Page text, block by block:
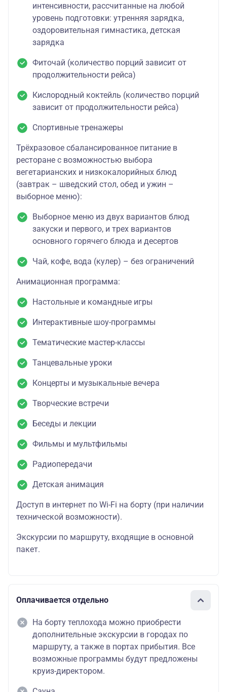
интенсивности, рассчитанные на любой
уровень подготовки: утренняя зарядка,
оздоровительная гимнастика, детская
зарядка
Фиточай (количество порций зависит от
продолжительности рейса)
Кислородный коктейль (количество порций
зависит от продолжительности рейса)
Спортивные тренажеры
Трёхразовое сбалансированное питание в
ресторане с возможностью выбора
вегетарианских и низкокалорийных блюд
(завтрак – шведский стол, обед и ужин –
выборное меню):
Выборное меню из двух вариантов блюд
закуски и первого, и трех вариантов
основного горячего блюда и десертов
Чай, кофе, вода (кулер) – без ограничений
Анимационная программа:
Настольные и командные игры
Интерактивные шоу-программы
Тематические мастер-классы
Танцевальные уроки
Концерты и музыкальные вечера
Творческие встречи
Беседы и лекции
Фильмы и мультфильмы
Радиопередачи
Детская анимация
Доступ в интернет по Wi-Fi на борту (при наличии
технической возможности).
Экскурсии по маршруту, входящие в основной
пакет.
Оплачивается отдельно
На борту теплохода можно приобрести
дополнительные экскурсии в городах по
маршруту, а также в портах прибытия. Все
возможные программы будут предложены
круиз-директором.